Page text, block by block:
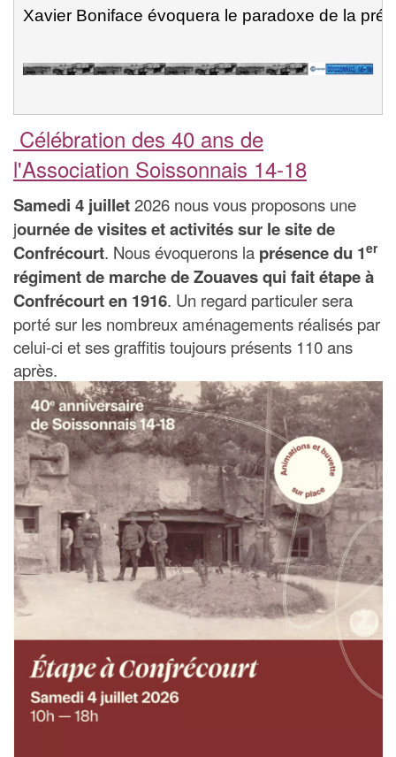
Xavier Boniface évoquera le paradoxe de la
Célébration des 40 ans de
l'Association Soissonnais 14-18
Samedi 4 juillet2026 nous vous proposons une
journée de visites et activités sur le site de
Confrécourt. Nous évoquerons la présence du 1er
régiment de marche de Zouaves qui fait étape à
Confrécourt en 1916. Un regard particuler sera
porté sur les nombreux aménagements réalisés par
celui-ci et ses graffitis toujours présents 110 ans
après.